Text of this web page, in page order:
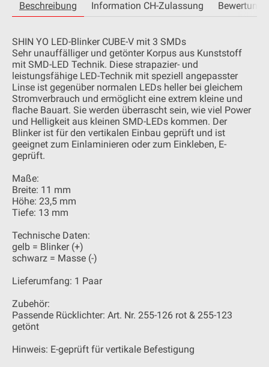
Beschreibung Information CH-Zulassung
SHIN YO LED-Blinker CUBE-V mit 3 SMDs
Sehr unauffälliger und getönter Korpus aus Kunststoff
mit SMD-LED Technik. Diese strapazier- und
leistungsfähige LED-Technik mit speziell angepasster
Linse ist gegenüber normalen LEDs heller bei gleichem
Stromverbrauch und ermöglicht eine extrem kleine und
flache Bauart. Sie werden überrascht sein, wie viel Power
und Helligkeit aus kleinen SMD-LEDs kommen. Der
Blinker ist für den vertikalen Einbau geprüft und ist
geeignet zum Einlaminieren oder zum Einkleben, E-
geprüft.
Maße:
Breite: 11 mm
Höhe: 23,5 mm
Tiefe: 13 mm
Technische Daten:
gelb = Blinker (+)
schwarz = Masse (-)
Lieferumfang: 1 Paar
Zubehör:
Passende Rücklichter: Art. Nr. 255-126 rot & 255-123
getönt
Hinweis: E-geprüft für vertikale Befestigung